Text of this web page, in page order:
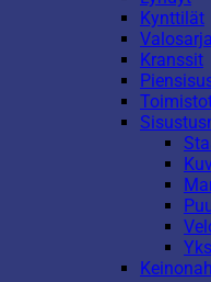
Kynttilät
Kranssit